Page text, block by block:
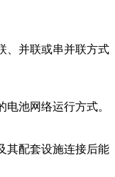
、并联或串并联方式
池网络运行方式。
其配套设施连接后能